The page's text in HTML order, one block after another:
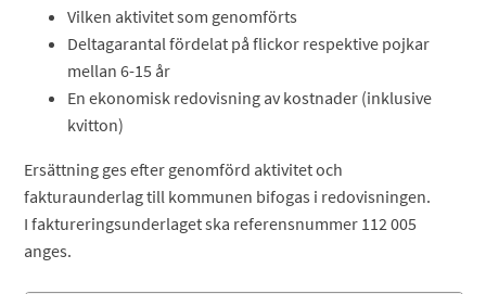
Vilken aktivitet som genomförts
Deltagarantal fördelat på flickor respektive pojkar
mellan 6-15 år
En ekonomisk redovisning av kostnader (inklusive
kvitton)
Ersättning ges efter genomförd aktivitet och
fakturaunderlag till kommunen bifogas i redovisningen.
I faktureringsunderlaget ska referensnummer 112 005
anges.